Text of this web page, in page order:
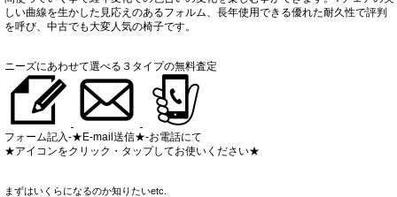
しい曲線を生かした見応えのあるフォルム、長年使用できる優れた耐久性で評判
を呼び、中古でも大変人気の椅子です。
ニーズにあわせて選べる３タイプの無料査定
フォーム記入-★E-mail送信★-お電話にて
★アイコンをクリック・タップしてお使いください★
まずはいくらになるのか知りたいetc.